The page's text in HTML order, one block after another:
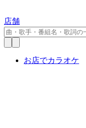
店舗
お店でカラオケ